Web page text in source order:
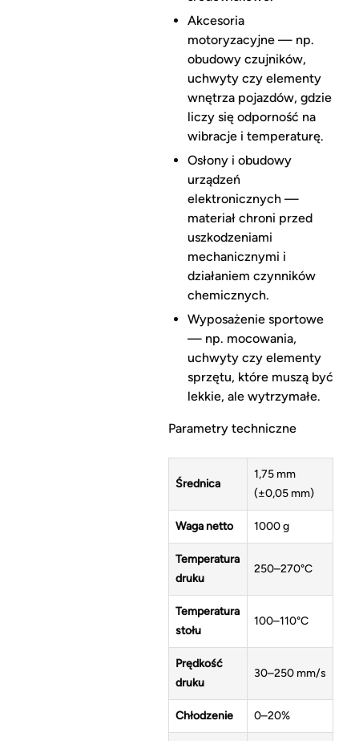
Akcesoria
motoryzacyjne — np.
obudowy czujników,
uchwyty czy elementy
wnętrza pojazdów, gdzie
liczy się odporność na
wibracje i temperaturę.
Osłony i obudowy
urządzeń
elektronicznych —
materiał chroni przed
uszkodzeniami
mechanicznymi i
działaniem czynników
chemicznych.
Wyposażenie sportowe
— np. mocowania,
uchwyty czy elementy
sprzętu, które muszą być
lekkie, ale wytrzymałe.
Parametry techniczne
Średnica
1,75 mm
(±0,05 mm)
Waga netto 1000 g
Temperatura
druku
250–270°C
Temperatura
stołu
100–110°C
Prędkość
druku
30–250 mm/s
Chłodzenie 0–20%